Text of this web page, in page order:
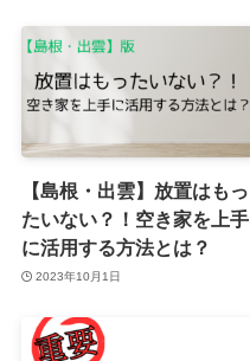
【島根・出雲】放置はもっ
たいない？！空き家を上手
に活用する方法とは？
2023年10月1日